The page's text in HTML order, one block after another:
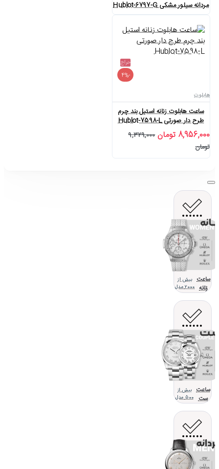
مردانه سیلور مشکی Hublot-6797-G
حراج
-4%
هابلوت
ساعت هابلوت زنانه استیل بند چرم
طرح دار صورتی Hublot-7598-L
8,956,000 تومان
9,329,000
تومان
ساعت
زنانه
بیش از
2000 مدل
ساعت
ست
بیش از
500 مدل